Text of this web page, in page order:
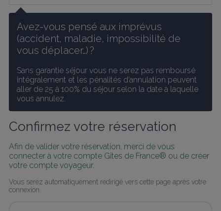
Avez-vous pensé aux imprévus
(accident, maladie, impossibilité de
vous déplacer…) ?
Sans garantie séjour vous ne serez pas remboursé
intégralement et les pénalités d’annulation peuvent
aller de 25 à 100% du séjour selon la date à laquelle
vous annulez.
Confirmez votre réservation
Afin de valider votre réservation, merci de vous
connecter à votre compte Gîtes de France® ou de créer
votre compte voyageur.
Vous serez automatiquement redirigé vers cette page après votre
connexion.